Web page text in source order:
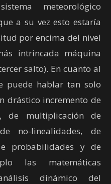
meteorológico
a su vez esto estaría
por encima del nivel
intrincada máquina
salto). En cuanto al
puede hablar tan solo
drástico incremento de
de multiplicación de
no-linealidades, de
probabilidades y de
las matemáticas
dinámico del